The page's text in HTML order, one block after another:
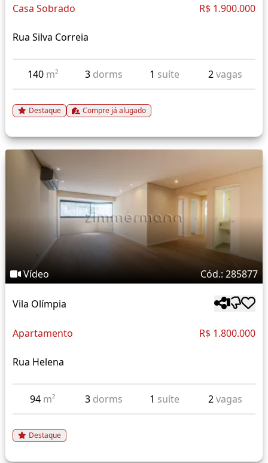
Casa Sobrado R$ 1.900.000
Rua Silva Correia
140 m² 3 dorms 1 suíte 2vagas
Destaque Compre já alugado
Vídeo Cód.: 285877
Vila Olímpia
Apartamento R$ 1.800.000
Rua Helena
94 m² 3 dorms 1 suíte 2vagas
Destaque